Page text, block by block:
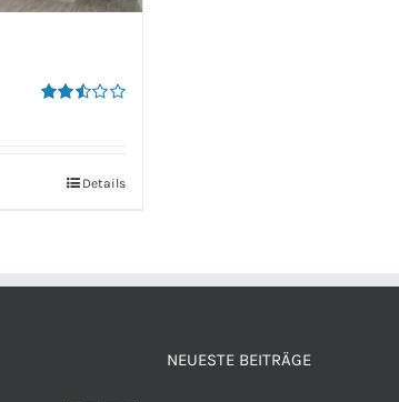
Details
NEUESTE BEITRÄGE